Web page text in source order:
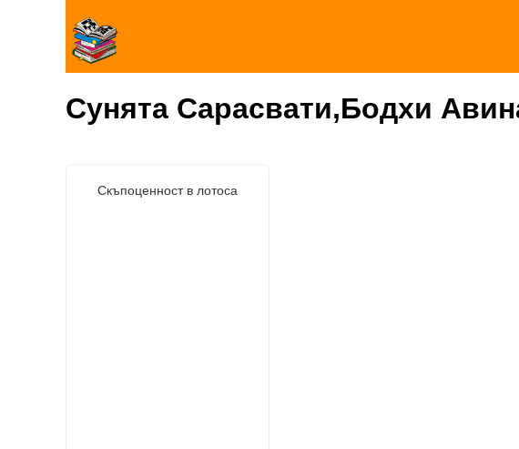
Сунята Сарасвати,Бодхи
Скъпоценност в лотоса